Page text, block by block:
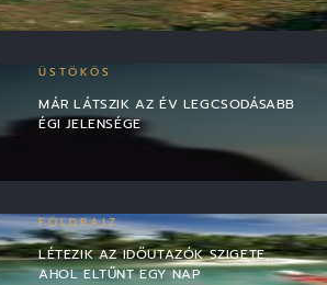
ÜSTÖKÖS
MÁR LÁTSZIK AZ ÉV LEGCSODÁSABB
ÉGI JELENSÉGE
FÖLDRAJZ
LÉTEZIK AZ IDŐUTAZÓK SZIGETE,
AHOL ELTŰNT EGY NAP